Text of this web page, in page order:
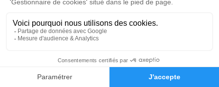
Faire-part Hommages
Cérémonie
mardi 12 mai 2026 à 14h00
Espace Funéraire de l'Ill de Sausheim
14 Rue Jean Monnet
Je rends hommage